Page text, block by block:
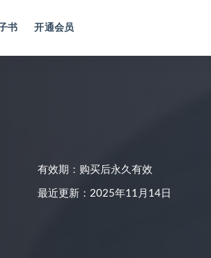
书 开通会员
有效期：购买后永久有效
最近更新：2025年11月14日